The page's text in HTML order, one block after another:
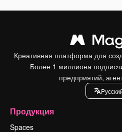
Креативная платформа для
Более 1 миллиона
предприятий,
Продукция
Spaces